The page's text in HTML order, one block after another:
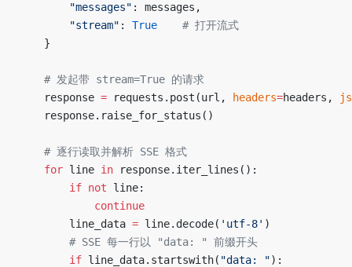
        "messages"
: messages,
        "stream"
: True
    # 打开流式
    }
    # 发起带 stream=True 的请求
    response
= requests.post(url, headers=headers,
    response.raise_for_status()
    # 逐行读取并解析 SSE 格式
    for
line in response.iter_lines():
        if
not line:
            continue
        line_data
= line.decode( 'utf-8' )
        # SSE 每一行以 "data: " 前缀开头
        if
line_data.startswith( "data: "):